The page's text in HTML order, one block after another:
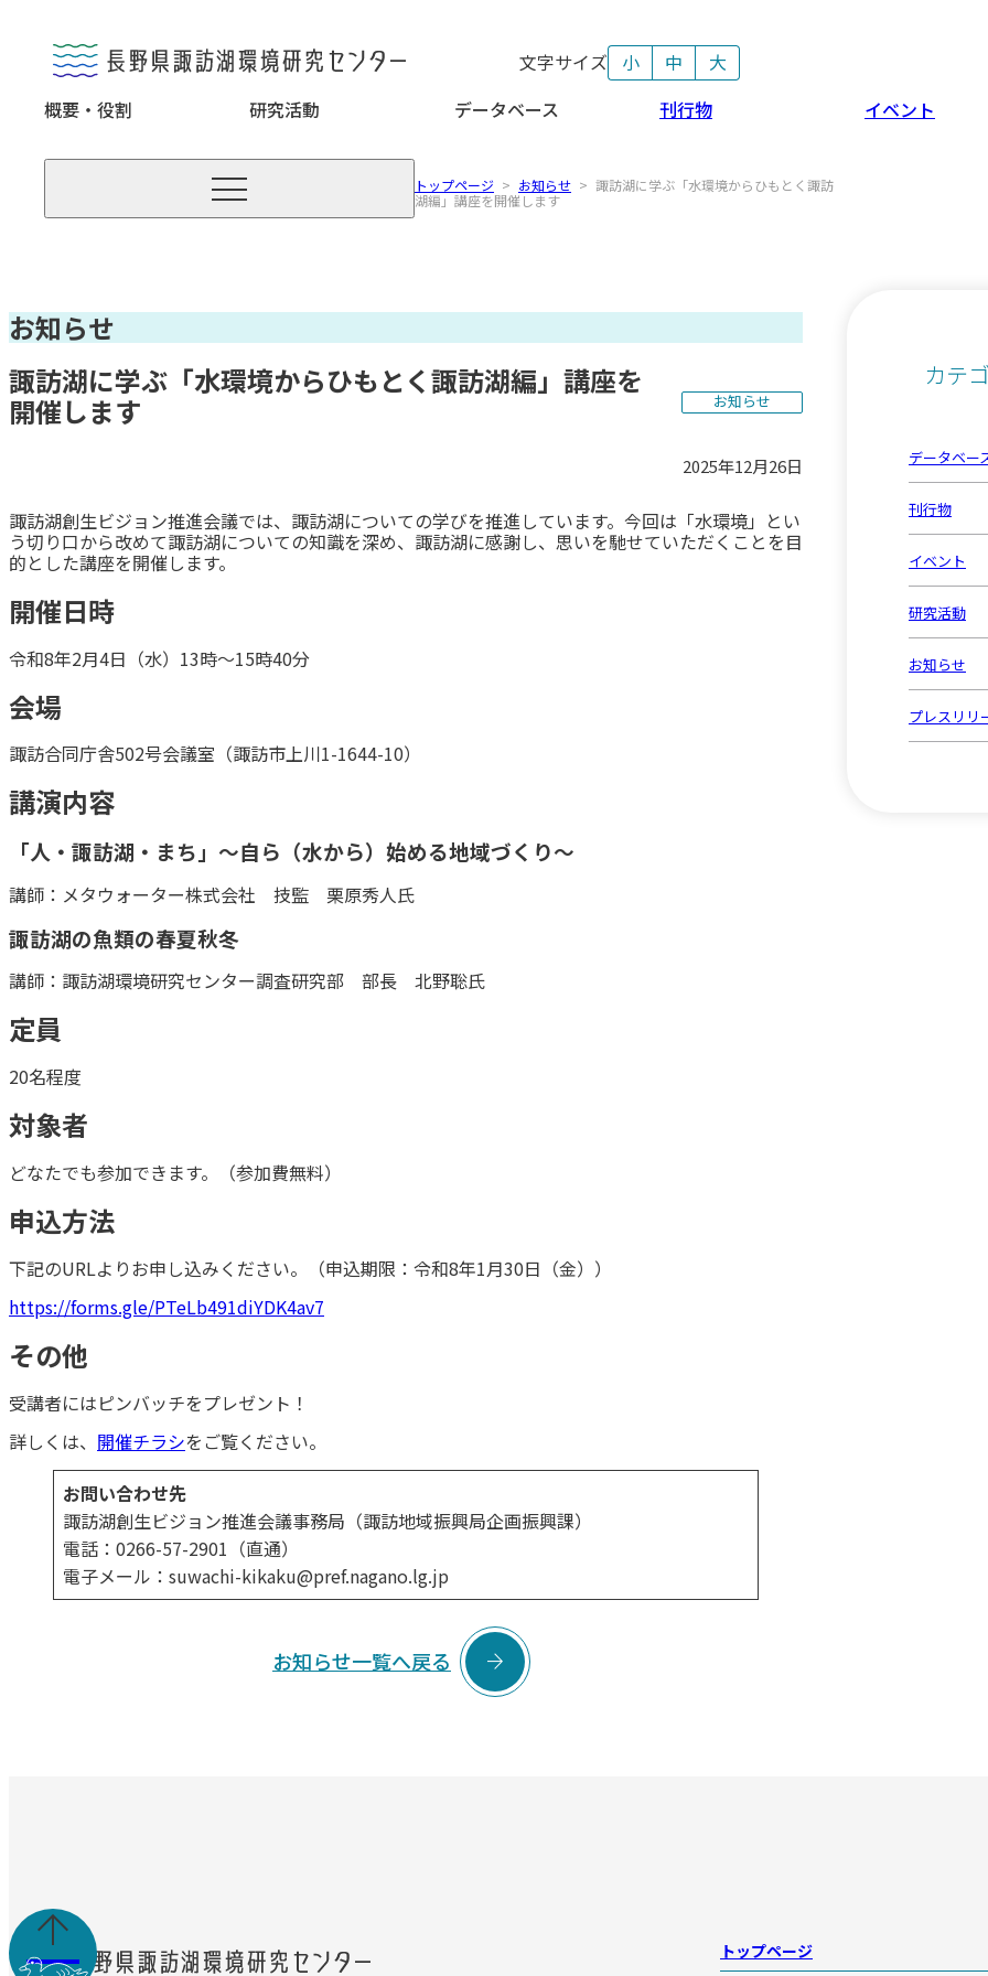
文字サイズ 小 中
大
概要・役割
研究活動 データベース 刊行物 イベント
 トップページ > お知らせ > 諏訪湖に学ぶ「水環境からひもとく諏訪
湖編」講座を開催します
お知らせ
諏訪湖に学ぶ「水環境からひもとく諏訪湖編」講座を
開催します
お知らせ
2025年12月26日
諏訪湖創生ビジョン推進会議では、諏訪湖についての学びを推進しています。今回は「水環境」とい
う切り口から改めて諏訪湖についての知識を深め、諏訪湖に感謝し、思いを馳せていただくことを目
的とした講座を開催します。
開催日時
令和8年2月4日（水）13時～15時40分
会場
諏訪合同庁舎502号会議室（諏訪市上川1-1644-10）
講演内容
「人・諏訪湖・まち」～自ら（水から）始める地域づくり～
講師：メタウォーター株式会社 技監 栗原秀人氏
諏訪湖の魚類の春夏秋冬
講師：諏訪湖環境研究センター調査研究部 部長 北野聡氏
定員
20名程度
対象者
どなたでも参加できます。（参加費無料）
申込方法
下記のURLよりお申し込みください。（申込期限：令和8年1月30日（金））
https://forms.gle/PTeLb491diYDK4av7
その他
受講者にはピンバッチをプレゼント！
詳しくは、 開催チラシをご覧ください。
お問い合わせ先
諏訪湖創生ビジョン推進会議事務局（諏訪地域振興局企画振興課）
電話：0266-57-2901（直通）
電子メール：suwachi-kikaku@pref.nagano.lg.jp
お知らせ一覧へ戻る 
カテ
データベー
刊行物
イベント
研究活動
お知らせ
プレスリリ
 トップページ